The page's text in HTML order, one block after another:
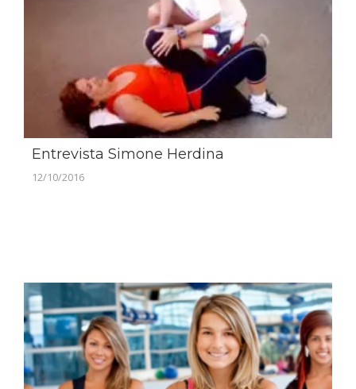
Entrevista Simone Herdina
12/10/2016